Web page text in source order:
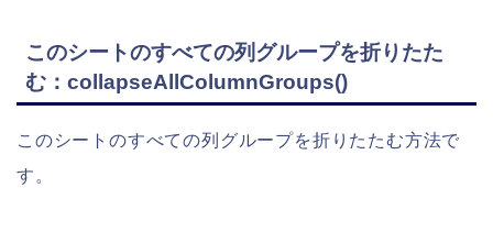
このシートのすべての列グループを折りたた
む：collapseAllColumnGroups()
このシートのすべての列グループを折りたたむ方法で
す。